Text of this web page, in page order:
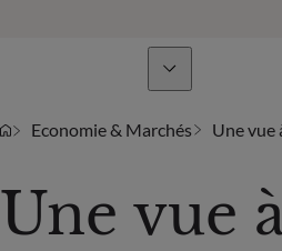
Economie & Marchés Une vue
Une vue